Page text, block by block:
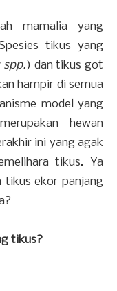
mamalia yang
tikus yang
spp.) dan tikus got
hampir di semua
model yang
hewan
ini yang agak
tikus. Ya
tikus ekor panjang
tikus?